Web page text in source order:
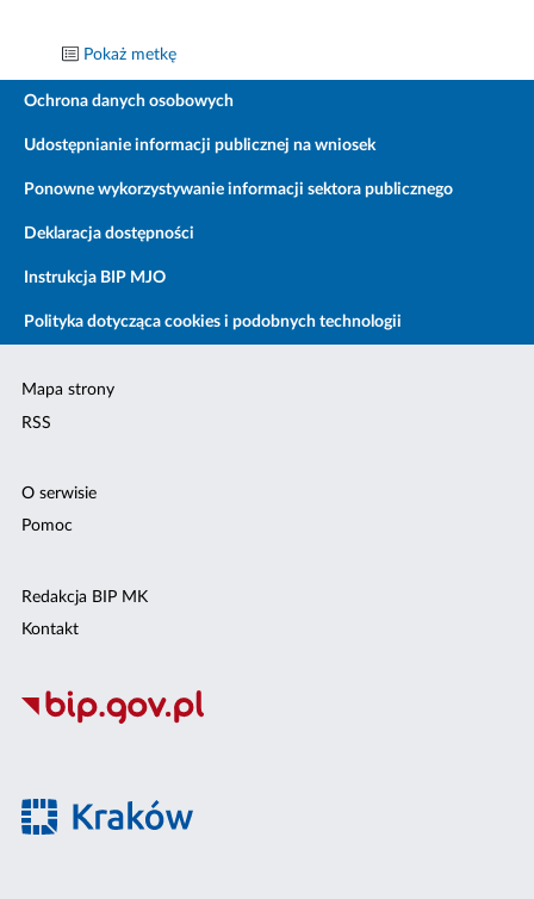
Pokaż metkę
Ochrona danych osobowych
Udostępnianie informacji publicznej na wniosek
Ponowne wykorzystywanie informacji sektora publicznego
Deklaracja dostępności
Instrukcja BIP MJO
Polityka dotycząca cookies i podobnych technologii
Mapa strony
RSS
O serwisie
Pomoc
Redakcja BIP MK
Kontakt